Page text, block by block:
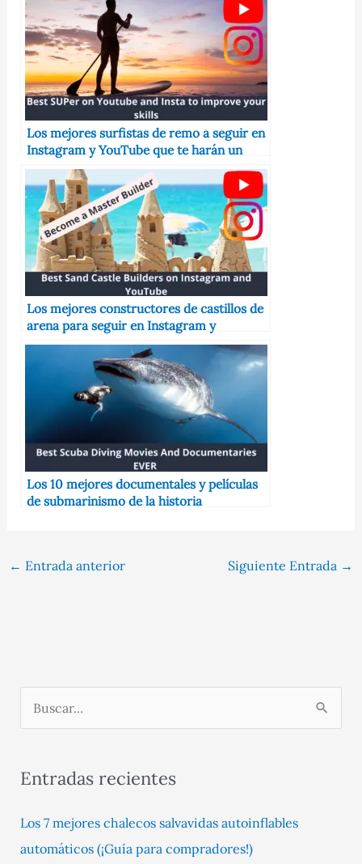
Los mejores surfistas de remo a seguir en
Instagram y YouTube que te harán un
mejor SUPer
Los mejores constructores de castillos de
arena para seguir en Instagram y
YouTube Quién lo convertirá en un
maestro constructor
Los 10 mejores documentales y películas
de submarinismo de la historia
← Entrada anterior Siguiente Entrada →
u
c
r
:
Entradas recientes
Los 7 mejores chalecos salvavidas autoinflables
automáticos (¡Guía para compradores!)